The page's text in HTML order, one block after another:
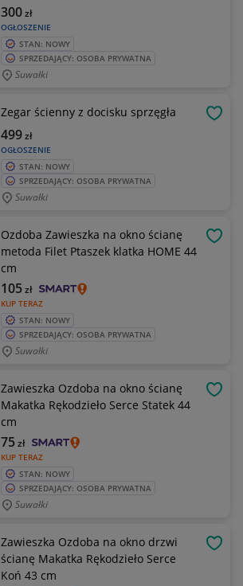
OGŁOSZENIE
300zł
STAN: NOWY
SPRZEDAJĄCY: OSOBA PRYWATNA
Suwałki
Zegar ścienny z docisku sprzęgła
OGŁOSZENIE
499zł
STAN: NOWY
SPRZEDAJĄCY: OSOBA PRYWATNA
Suwałki
Ozdoba Zawieszka na okno ścianę
metoda Filet Ptaszek klatka HOME 44
cm
KUP TERAZ
105zł
STAN: NOWY
SPRZEDAJĄCY: OSOBA PRYWATNA
Suwałki
Zawieszka Ozdoba na okno ścianę
Makatka Rękodzieło Serce Statek 44
cm
KUP TERAZ
75zł
STAN: NOWY
SPRZEDAJĄCY: OSOBA PRYWATNA
Suwałki
Zawieszka Ozdoba na okno drzwi
ścianę Makatka Rękodzieło Serce
Koń 43 cm